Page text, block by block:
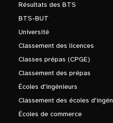
Résultats des BTS
BTS-BUT
Université
Classement des licences
Classes prépas (CPGE)
Classement des prépas
Écoles d'ingénieurs
Classement des écoles
Écoles de commerce